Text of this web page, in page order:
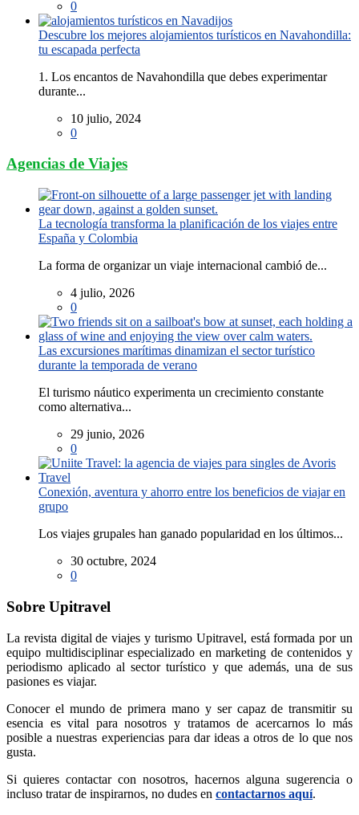
0
Descubre los mejores alojamientos turísticos en Navahondilla:
tu escapada perfecta
1. Los encantos de Navahondilla que debes experimentar
durante...
10 julio, 2024
0
Agencias de Viajes
La tecnología transforma la planificación de los viajes entre
España y Colombia
La forma de organizar un viaje internacional cambió de...
4 julio, 2026
0
Las excursiones marítimas dinamizan el sector turístico
durante la temporada de verano
El turismo náutico experimenta un crecimiento constante
como alternativa...
29 junio, 2026
0
Conexión, aventura y ahorro entre los beneficios de viajar en
grupo
Los viajes grupales han ganado popularidad en los últimos...
30 octubre, 2024
0
Sobre Upitravel
La revista digital de viajes y turismo Upitravel, está formada por un
equipo multidisciplinar especializado en marketing de contenidos y
periodismo aplicado al sector turístico y que además, una de sus
pasiones es viajar.
Conocer el mundo de primera mano y ser capaz de transmitir su
esencia es vital para nosotros y tratamos de acercarnos lo más
posible a nuestras experiencias para dar ideas a otros de lo que nos
gusta.
Si quieres contactar con nosotros, hacernos alguna sugerencia o
incluso tratar de inspirarnos, no dudes en contactarnos aquí.